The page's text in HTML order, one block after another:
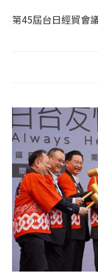
第45屆台日經貿會